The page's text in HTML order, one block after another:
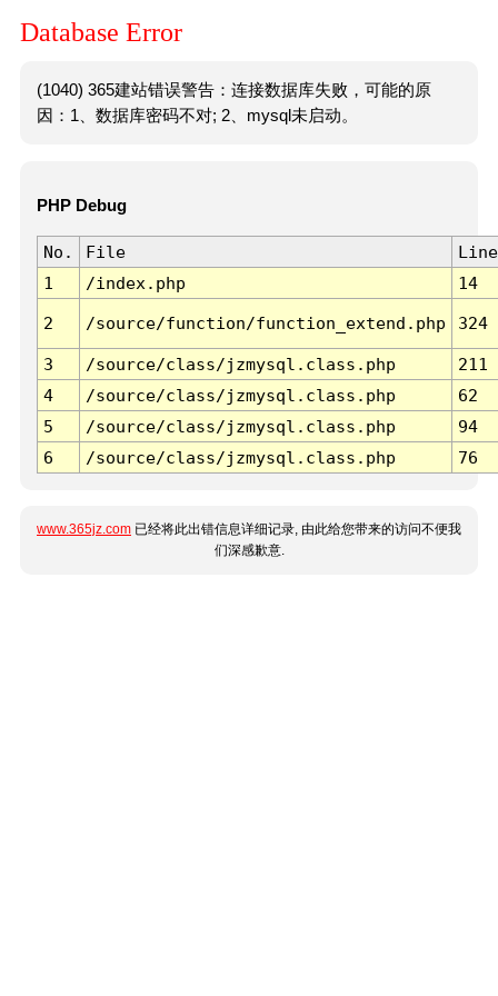
Database Error
(1040) 365建站错误警告：连接数据库失败，可能的原
因：1、数据库密码不对; 2、mysql未启动。
PHP Debug
No. File
Line
1
/index.php 14
2 /source/function/function_extend.php 324
3 /source/class/jzmysql.class.php
211
4
/source/class/jzmysql.class.php
62
5
/source/class/jzmysql.class.php
94
6
/source/class/jzmysql.class.php 76
www.365jz.com 已经将此出错信息详细记录, 由此给您带来的访问不便我
们深感歉意.